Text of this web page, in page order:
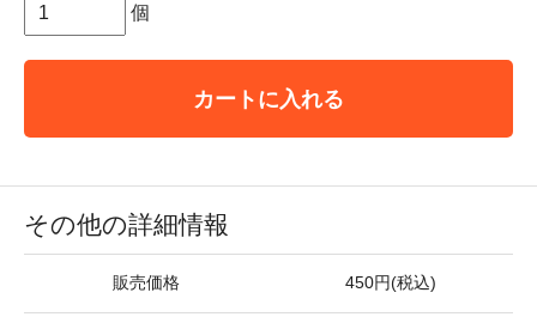
個
カートに入れる
その他の詳細情報
販売価格 450円(税込)